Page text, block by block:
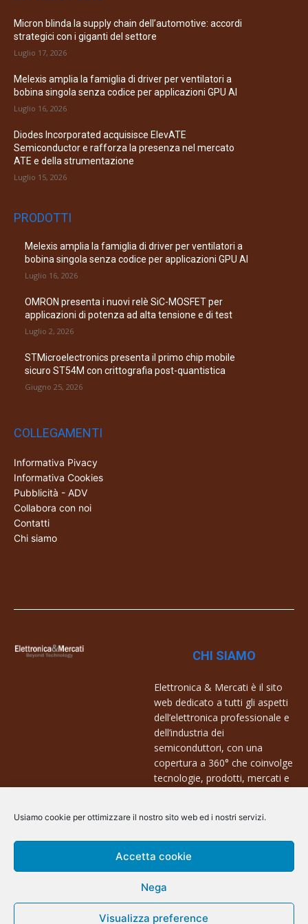
Usiamo cookie per ottimizzare il nostro sito web ed i nostri servizi.
Accetta cookie
Nega
Visualizza preference
Micron blinda la supply chain dell’automotive: accordi
strategici con i giganti del settore
Luglio 17, 2026
Melexis amplia la famiglia di driver per ventilatori a
bobina singola senza codice per applicazioni GPU AI
Luglio 16, 2026
Diodes Incorporated acquisisce ElevATE
Semiconductor e rafforza la presenza nel mercato
ATE e della strumentazione
Luglio 15, 2026
PRODOTTI
Melexis amplia la famiglia di driver per ventilatori a
bobina singola senza codice per applicazioni GPU AI
Luglio 16, 2026
OMRON presenta i nuovi relè SiC-MOSFET per
applicazioni di potenza ad alta tensione e di test
Luglio 2, 2026
STMicroelectronics presenta il primo chip mobile
sicuro ST54M con crittografia post-quantistica
Giugno 25, 2026
COLLEGAMENTI
Informativa Pivacy
Informativa Cookies
Pubblicità - ADV
Collabora con noi
Contatti
Chi siamo
CHI SIAMO
Elettronica & Mercati è il sito
web dedicato a tutti gli aspetti
dell’elettronica professionale e
dell’industria dei
semiconduttori, con una
copertura a 360° che coinvolge
tecnologie, prodotti, mercati e
Contatti:
info@arscommunication.it
@ArsCommunication 2023